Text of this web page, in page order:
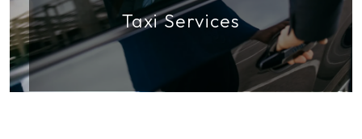
Taxi Services